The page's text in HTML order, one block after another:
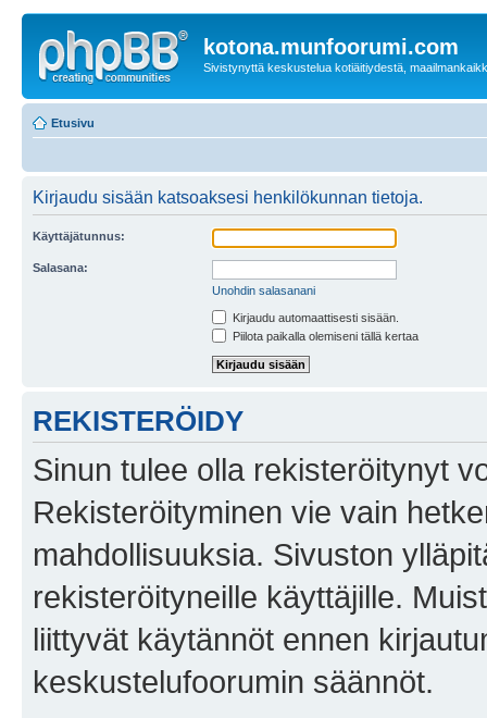
kotona.munfoorumi.com
Sivistynyttä keskustelua kotiäitiydestä,
Etusivu
Kirjaudu sisään katsoaksesi henkilökunnan tietoja.
Käyttäjätunnus:
Salasana:
Unohdin salasanani
Kirjaudu automaattisesti sisään.
Piilota paikalla olemiseni tällä kertaa
REKISTERÖIDY
Sinun tulee olla rekisteröitynyt
Rekisteröityminen vie vain
mahdollisuuksia. Sivuston
rekisteröityneille käyttäjille.
liittyvät käytännöt ennen
keskustelufoorumin säännöt.